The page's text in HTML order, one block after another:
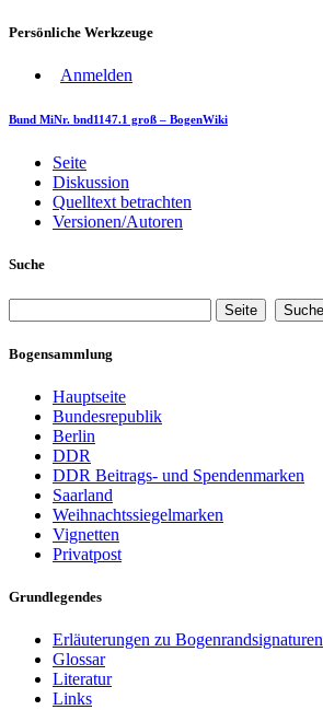
Persönliche Werkzeuge
Anmelden
Bund MiNr. bnd1147.1 groß – BogenWiki
Seite
Diskussion
Quelltext betrachten
Versionen/Autoren
Suche
Bogensammlung
Hauptseite
Bundesrepublik
Berlin
DDR
DDR Beitrags- und Spendenmarken
Saarland
Weihnachtssiegelmarken
Vignetten
Privatpost
Grundlegendes
Erläuterungen zu Bogenrandsignaturen
Glossar
Literatur
Links